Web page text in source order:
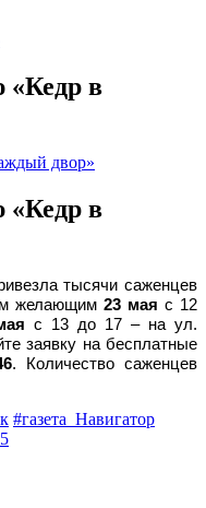
в
в
тысячи саженцев
желающим23 мая с 12
с 13 до 17 – на ул.
заявку на бесплатные
. Количество саженцев
#газета_Навигатор